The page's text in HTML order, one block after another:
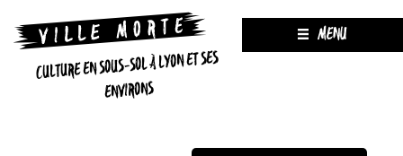
CULTURE EN SOUS-SOL À LYON ET SES
ENVIRONS
MENU